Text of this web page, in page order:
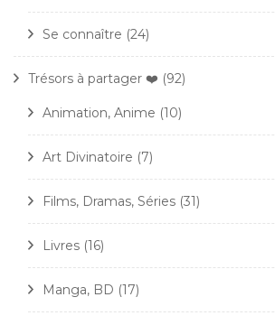
Se connaître (24)
Trésors à partager ❤️ (92)
Animation, Anime (10)
Art Divinatoire (7)
Films, Dramas, Séries (31)
Livres (16)
Manga, BD (17)